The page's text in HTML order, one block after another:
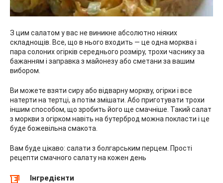
З цим салатом у вас не виникне абсолютно ніяких
складнощів. Все, що в нього входить — це одна морква і
пара солоних огірків середнього розміру, трохи часнику за
бажанням і заправка з майонезу або сметани за вашим
вибором.
Ви можете взяти сиру або відварну моркву, огірки і все
натерти на тертці, а потім змішати. Або приготувати трохи
іншим способом, що зробить його ще смачніше. Такий салат
з моркви з огірком навіть на бутерброд можна покласти і це
буде божевільна смакота.
Вам буде цікаво: салати з болгарським перцем. Прості
рецепти смачного салату на кожен день
Інгредієнти